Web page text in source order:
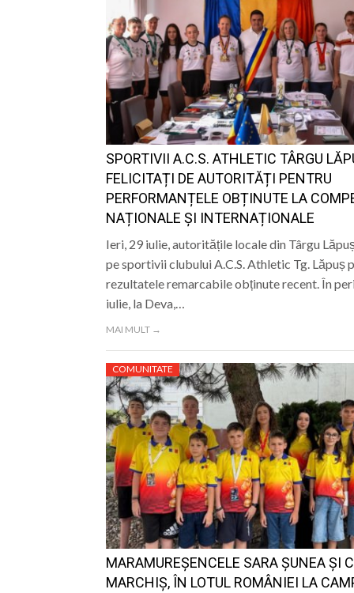
SPORTIVII A.C.S. ATHLETIC TÂRGU
FELICITAȚI DE AUTORITĂȚI PENTRU
PERFORMANȚELE OBȚINUTE LA
NAȚIONALE ȘI INTERNAȚIONALE
Ieri, 29 iulie, autoritățile locale din Târgu
pe sportivii clubului A.C.S. Athletic Tg. Lăpuș
rezultatele remarcabile obținute recent. În
iulie, la Deva,…
MAI MULT →
COMUNITATE
MARAMUREȘENCELE SARA ȘUNEA ȘI
MARCHIȘ, ÎN LOTUL ROMÂNIEI LA